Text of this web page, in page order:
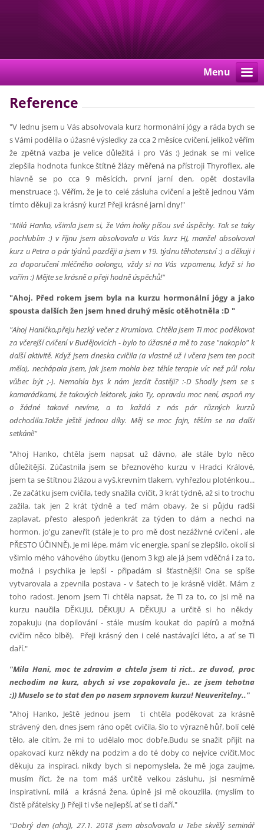
Menu
Reference
"V lednu jsem u Vás absolvovala kurz hormonální jógy a ráda bych se
s Vámi podělila o úžasné výsledky za cca 2 měsíce cvičení, jelikož věřím
že zpětná vazba je velice důležitá i pro Vás :) Jednak se mi velice
zlepšila hodnota funkce štítné žlázy měřená na přístroji Thyroflex, ale
hlavně se po cca 9 měsících, první jarní den, opět dostavila
menstruace :). Věřím, že je to celé zásluha cvičení a ještě jednou Vám
tímto děkuji za krásný kurz! Přeji krásné jarní dny!"
"Milá Hanko, všimla jsem si, že Vám holky píšou své úspěchy. Tak se taky
pochlubím :) v říjnu jsem absolvovala u Vás kurz HJ, manžel absolvoval
kurz u Petra o pár týdnů později a jsem v 19. týdnu těhotenství :) a děkuji i
za doporučení mléčného oolongu, vždy si na Vás vzpomenu, když si ho
vařím :) Mějte se krásně a přeji hodně úspěchů!"
"Ahoj. Před rokem jsem byla na kurzu hormonální jógy a jako
spousta dalších žen jsem hned druhý měsíc otěhotněla :D "
"Ahoj Haničko,přeju hezký večer z Krumlova. Chtěla jsem Ti moc poděkovat
za včerejší cvičení v Budějovicích - bylo to úžasné a mě to zase "nakoplo" k
další aktivitě. Když jsem dneska cvičila (a vlastně už i včera jsem ten pocit
měla), nechápala jsem, jak jsem mohla bez téhle terapie víc než půl roku
vůbec být ;-). Nemohla bys k nám jezdit častěji? :-D Shodly jsem se s
kamarádkami, že takových lektorek, jako Ty, opravdu moc není, aspoň my
o žádné takové nevíme, a to každá z nás pár různých kurzů
odchodila.Takže ještě jednou díky. Měj se moc fajn, těším se na další
setkání!"
"Ahoj Hanko,chtěla jsem napsat už dávno, ale stále bylo něco
důležitější. Zúčastnila jsem se březnového kurzu v Hradci Králové,
jsem ta se štítnou žlázou a vyš.krevním tlakem, vyhřezlou ploténkou...
. Ze začátku jsem cvičila, tedy snažila cvičit, 3 krát týdně, až si to trochu
zažila, tak jen 2 krát týdně a teď mám obavy, že si půjdu radši
zaplavat, přesto alespoň jedenkrát za týden to dám a nechci na
hormon. jo'gu zanevřít (stále je to pro mě dost nezáživné cvičení , ale
PŘESTO ÚČINNĚ). Je mi lépe, mám víc energie, spaní se zlepšilo, okolí si
všimlo mého váhového úbytku (jenom 3 kg) ale já jsem vděčná i za to,
možná i psychika je lepší - připadám si šťastnější! Ona se spíše
vytvarovala a zpevnila postava - v šatech to je krásně vidět. Mám z
toho radost.Jenom jsem Ti chtěla napsat, že Ti za to, co jsi mě na
kurzu naučila DĚKUJU, DĚKUJU A DĚKUJU a určitě si ho někdy
zopakuju (na dopilování - stále musím koukat do papírů a možná
cvičím něco blbě). Přeji krásný den i celé nastávající léto, a ať se Ti
daří."
"Mila Hani, moc te zdravim a chtela jsem ti rict.. ze duvod, proc
nechodim na kurz, abych si vse zopakovala je.. ze jsem tehotna
:))Muselo se to stat den po nasem srpnovem kurzu! Neuveritelny.."
"Ahoj Hanko, Ještě jednou jsem ti chtěla poděkovat za krásně
strávený den, dnes jsem ráno opět cvičila, šlo to výrazně hůř, bolí celé
tělo, ale cítím, že mi to udělalo moc dobře.Budu se snažit přijít na
opakovací kurz někdy na podzim a do té doby co nejvíce cvičit.Moc
děkuju za inspiraci, nikdy bych si nepomyslela, že mě joga zaujme,
musím říct, že na tom máš určitě velkou zásluhu, jsi nesmírně
inspirativní, milá a krásná žena, úplně jsi mě okouzlila. (myslím to
čistě přátelsky J) Přeji ti vše nejlepší, ať se ti daří."
"Dobrý den (ahoj), 27.1. 2018 jsem absolvovala u Tebe skvělý seminář